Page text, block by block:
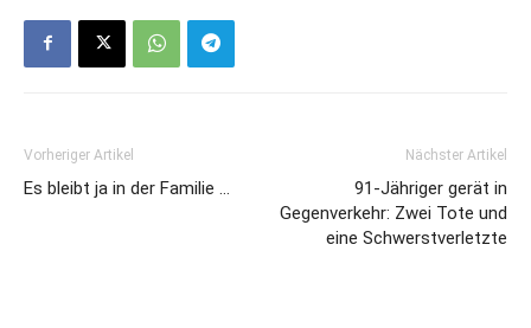
Vorheriger Artikel
Es bleibt ja in der Familie …
Nächster Artikel
91-Jähriger gerät in
Gegenverkehr: Zwei Tote und
eine Schwerstverletzte